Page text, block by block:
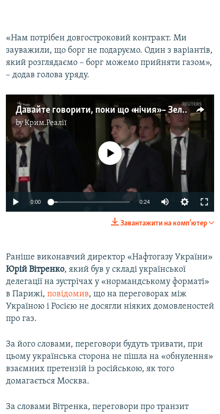
«Нам потрібен довгостроковий контракт. Ми
зауважили, що борг не подаруємо. Один з варіантів,
який розглядаємо – борг можемо прийняти газом»,
– додав голова уряду.
Давайте говорити, поки що «нічия» – Зеленський про результати переговорів з Путіним (відео)
byКрим.Реалії
No media source currently available
0:00 0:24
Завантажити на комп'ютер
Раніше виконавчий директор «Нафтогазу України»
Юрій Вітренко, який був у складі української
делегації на зустрічах у «нормандському форматі»
в Парижі, повідомив, що на переговорах між
Україною і Росією не досягли ніяких домовленостей
про газ.
За його словами, переговори будуть тривати, при
цьому українська сторона не пішла на «обнулення»
взаємних претензій із російською, як того
домагається Москва.
За словами Вітренка, переговори про транзит